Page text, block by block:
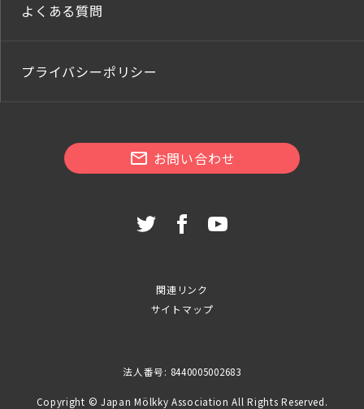
よくある質問
プライバシーポリシー
お問い合わせ
関連リンク
サイトマップ
法人番号: 8440005002683
Copyright © Japan Mölkky Association All Rights Reserved.